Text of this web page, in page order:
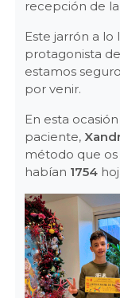
recepción de
Este jarrón a lo
protagonista
estamos
por venir.
En esta
paciente,
método que
habían 1754